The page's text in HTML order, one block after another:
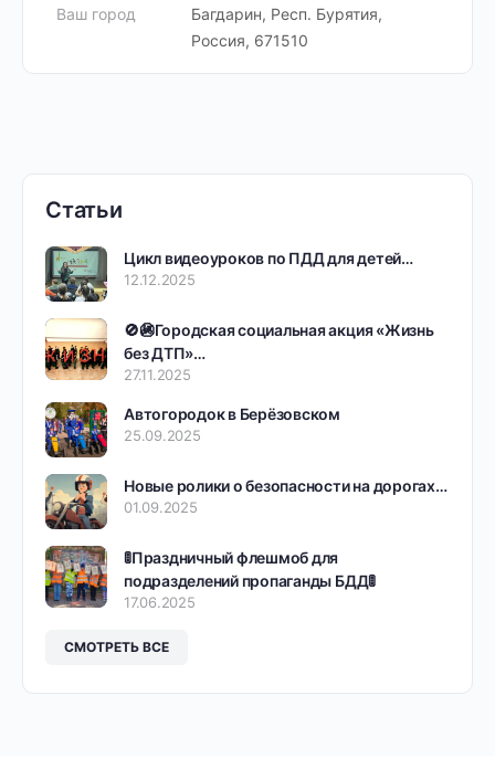
Ваш город
Багдарин, Респ. Бурятия,
Россия, 671510
Статьи
Цикл видеоуроков по ПДД для детей…
12.12.2025
🚫🚳Городская социальная акция «Жизнь
без ДТП»…
27.11.2025
Автогородок в Берёзовском
25.09.2025
Новые ролики о безопасности на дорогах…
01.09.2025
🚦Праздничный флешмоб для
подразделений пропаганды БДД🚦
17.06.2025
СМОТРЕТЬ ВСЕ